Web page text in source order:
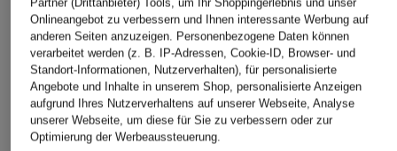
CAMBIO
7/8-Hose ELIN
CAMBIO
Wide Leg Jeans TESS
RAFFAELLO ROSSI
Partner (Drittanbieter) Tools, um Ihr Shoppingerlebnis und unser
Onlineangebot zu verbessern und Ihnen interessante Werbung auf
anderen Seiten anzuzeigen. Personenbezogene Daten können
verarbeitet werden (z. B. IP-Adressen, Cookie-ID, Browser- und
Standort-Informationen, Nutzerverhalten), für personalisierte
Angebote und Inhalte in unserem Shop, personalisierte Anzeigen
aufgrund Ihres Nutzerverhaltens auf unserer Webseite, Analyse
unserer Webseite, um diese für Sie zu verbessern oder zur
Optimierung der Werbeaussteuerung.